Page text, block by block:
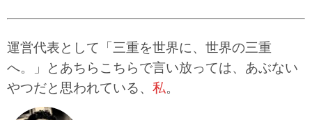
運営代表として「三重を世界に、世界の三重
へ。」とあちらこちらで言い放っては、あぶない
やつだと思われている、 私。